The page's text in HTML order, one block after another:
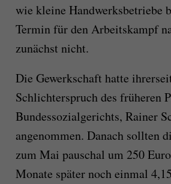
wie kleine Handwerksbetriebe
Termin für den Arbeitskampf
zunächst nicht.
Die Gewerkschaft hatte
Schlichterspruch des früheren
Bundessozialgerichts, Rainer
angenommen. Danach sollten
zum Mai pauschal um 250
Monate später noch einmal